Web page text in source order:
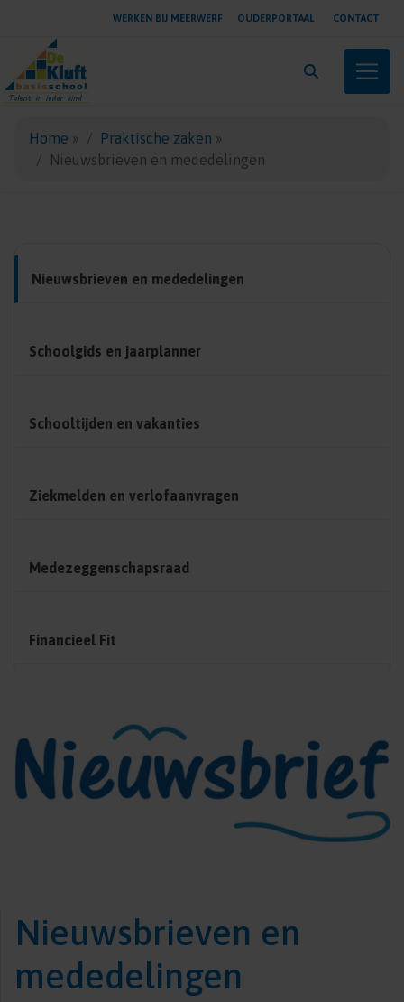
WERKEN BIJ MEERWERF OUDERPORTAAL CONTACT
Home » Praktische zaken »
Nieuwsbrieven en mededelingen
Nieuwsbrieven en mededelingen
Schoolgids en jaarplanner
Schooltijden en vakanties
Ziekmelden en verlofaanvragen
Medezeggenschapsraad
Financieel Fit
Nieuwsbrieven en
mededelingen